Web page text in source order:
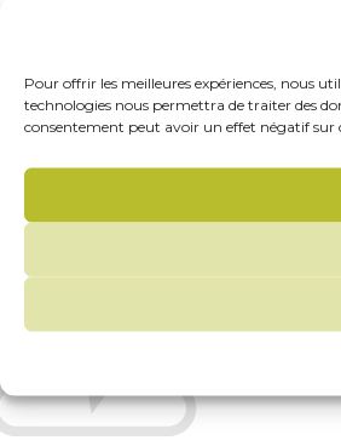
Pour offrir les meilleures expériences, nous
technologies nous permettra de traiter des
consentement peut avoir un effet négatif sur